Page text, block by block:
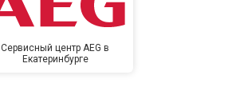
Сервисный центр AEG в
Екатеринбурге